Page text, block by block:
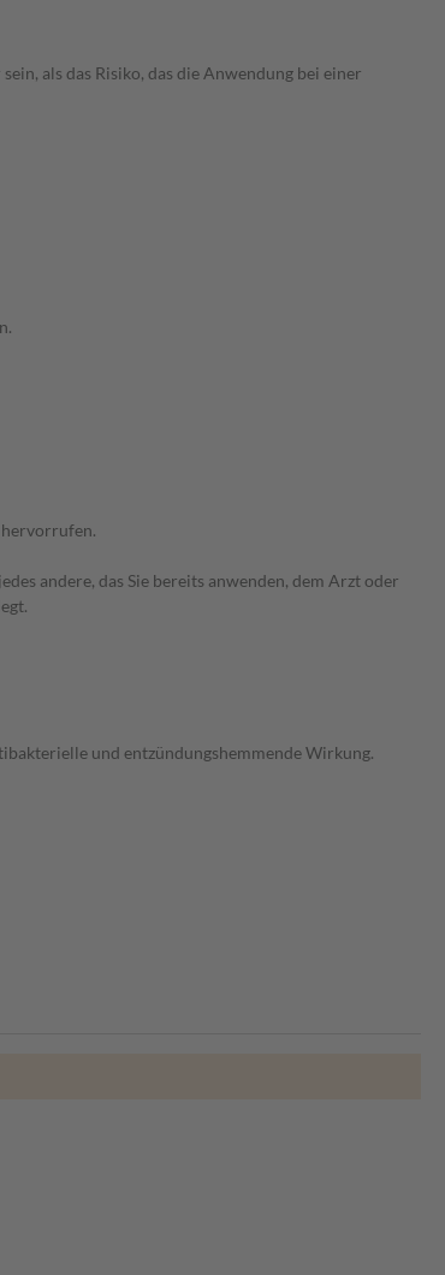
als das Risiko, das die Anwendung bei einer
andere, das Sie bereits anwenden, dem Arzt oder
und entzündungshemmende Wirkung.